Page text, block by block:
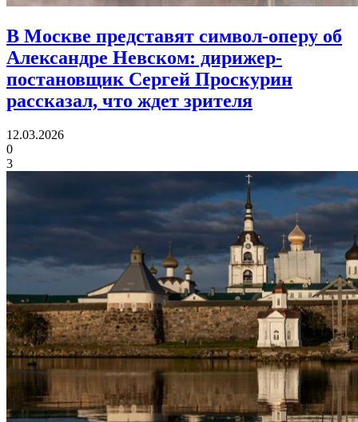
В Москве представят символ-оперу об
Александре Невском: дирижер-
постановщик Сергей Проскурин
рассказал, что ждет зрителя
12.03.2026
0
3